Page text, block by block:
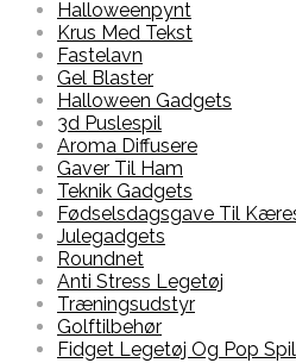
Halloweenpynt
Krus Med Tekst
Fastelavn
Gel Blaster
Halloween Gadgets
3d Puslespil
Aroma Diffusere
Gaver Til Ham
Teknik Gadgets
Fødselsdagsgave Til
Julegadgets
Roundnet
Anti Stress Legetøj
Træningsudstyr
Golftilbehør
Fidget Legetøj Og Pop Spil